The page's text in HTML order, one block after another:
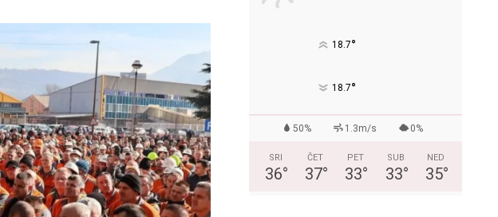
18.7°
18.7°
50% 1.3m/s 0%
SRI
36°
ČET
37°
PET
33°
SUB
33°
NED
35°